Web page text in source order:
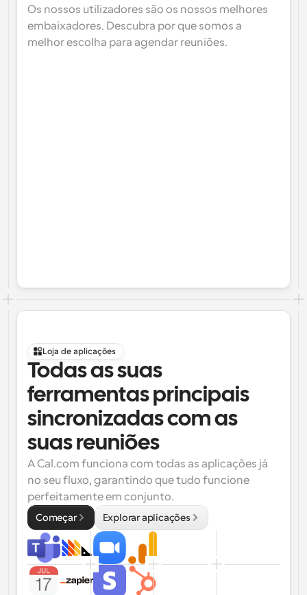
Os nossos utilizadores são os nossos melhores
embaixadores. Descubra por que somos a
melhor escolha para agendar reuniões.
Loja de aplicações
Todas as suas
ferramentas principais
sincronizadas com as
suas reuniões
A Cal.com funciona com todas as aplicações já
no seu fluxo, garantindo que tudo funcione
perfeitamente em conjunto.
Começar Explorar aplicações